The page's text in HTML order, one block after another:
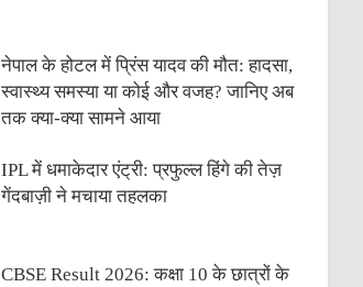
नेपाल के होटल में प्रिंस यादव की मौत: हादसा,
स्वास्थ्य समस्या या कोई और वजह? जानिए अब
तक क्या-क्या सामने आया
IPL में धमाकेदार एंट्री: प्रफुल्ल हिंगे की तेज़
गेंदबाज़ी ने मचाया तहलका
CBSE Result 2026: कक्षा 10 के छात्रों के